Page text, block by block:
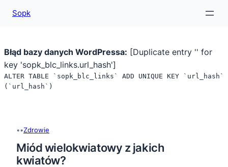
Błąd bazy danych WordPressa: [Duplicate entry '' for
key 'sopk_blc_links.url_hash']
ALTER TABLE `sopk_blc_links` ADD UNIQUE KEY `url_hash`
(`url_hash`)
treści
Sopk
••Zdrowie
Miód wielokwiatowy z jakich
kwiatów?